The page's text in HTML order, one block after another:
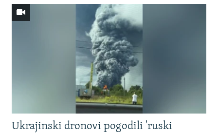
Ukrajinski dronovi pogodili 'ruski